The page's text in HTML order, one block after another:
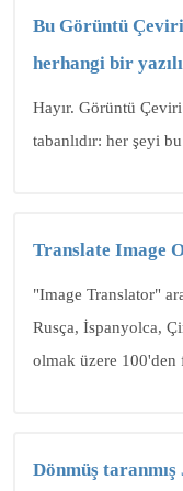
Bu Görüntü
herhangi bir
Hayır. Görüntü
tabanlıdır: her şeyi
Translate Image
"Image Translator"
Rusça, İspanyolca,
olmak üzere 100'den
Dönmüş